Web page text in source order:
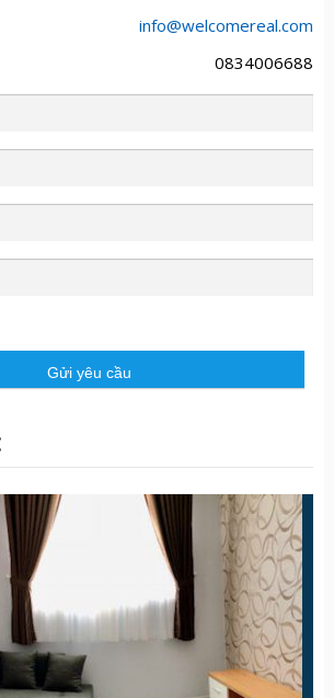
info@welcomereal.com
0834006688